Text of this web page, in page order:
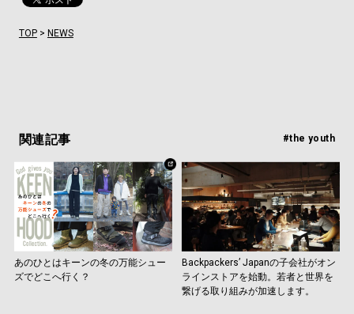
TOP> NEWS
関連記事 #the youth
あのひとはキーンの冬の万能シュー
ズでどこへ行く？
Backpackers’ Japanの子会社がオン
ラインストアを始動。若者と世界を
繋げる取り組みが加速します。